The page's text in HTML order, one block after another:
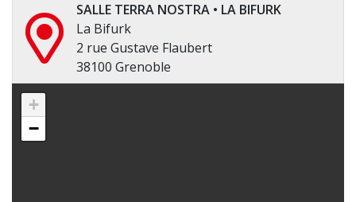
SALLE TERRA NOSTRA • LA BIFURK
La Bifurk
2 rue Gustave Flaubert
38100 Grenoble
+
−